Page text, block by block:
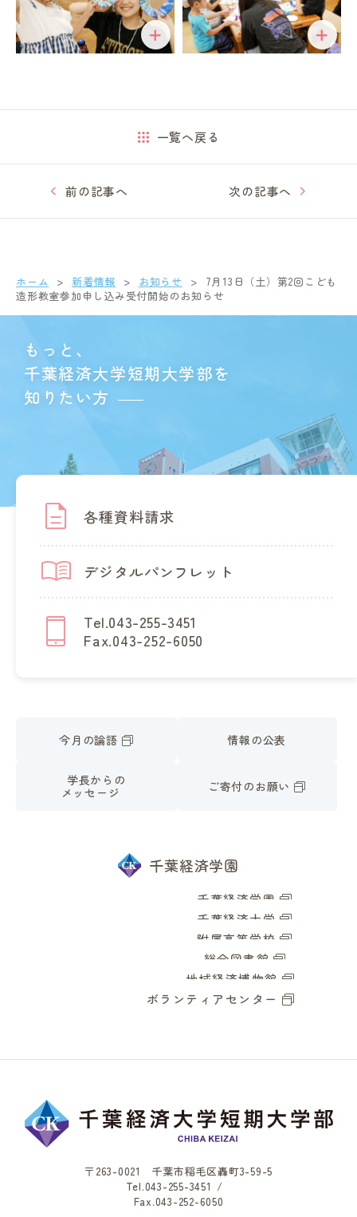
前の記事へ
一覧へ戻る
次の記事へ
ホーム 新着情報 お知らせ
7月13日（土）第2回こども
造形教室参加申し込み受付開始のお知らせ
もっと、
千葉経済大学短期大学部を
知りたい方
各種資料請求
デジタルパンフレット
Tel.043-255-3451
Fax.043-252-6050
今月の論語 情報の公表
学長からの
メッセージ
ご寄付のお願い
千葉経済学園
千葉経済学園
千葉経済大学
附属高等学校
総合図書館
地域経済博物館
ボランティアセンター
〒263-0021 千葉市稲毛区轟町3-59-5
Tel.043-255-3451 /
Fax.043-252-6050